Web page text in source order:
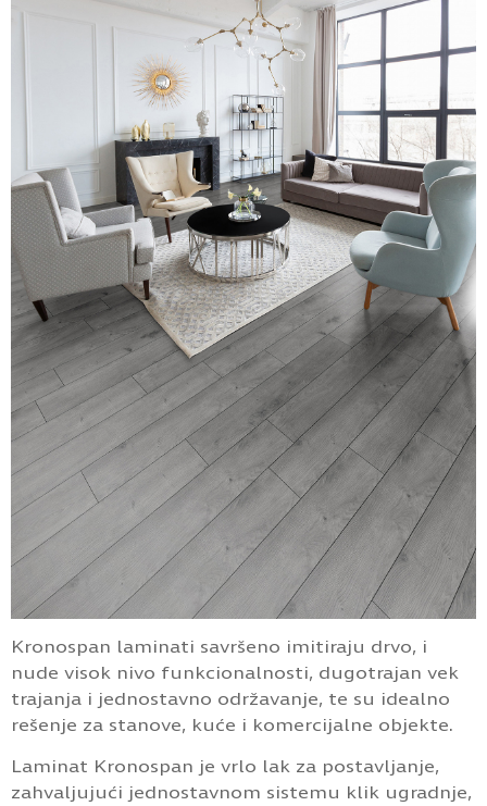
Kronospan laminati savršeno imitiraju drvo, i
nude visok nivo funkcionalnosti, dugotrajan vek
trajanja i jednostavno održavanje, te su idealno
rešenje za stanove, kuće i komercijalne objekte.
Laminat Kronospan je vrlo lak za postavljanje,
zahvaljujući jednostavnom sistemu klik ugradnje,